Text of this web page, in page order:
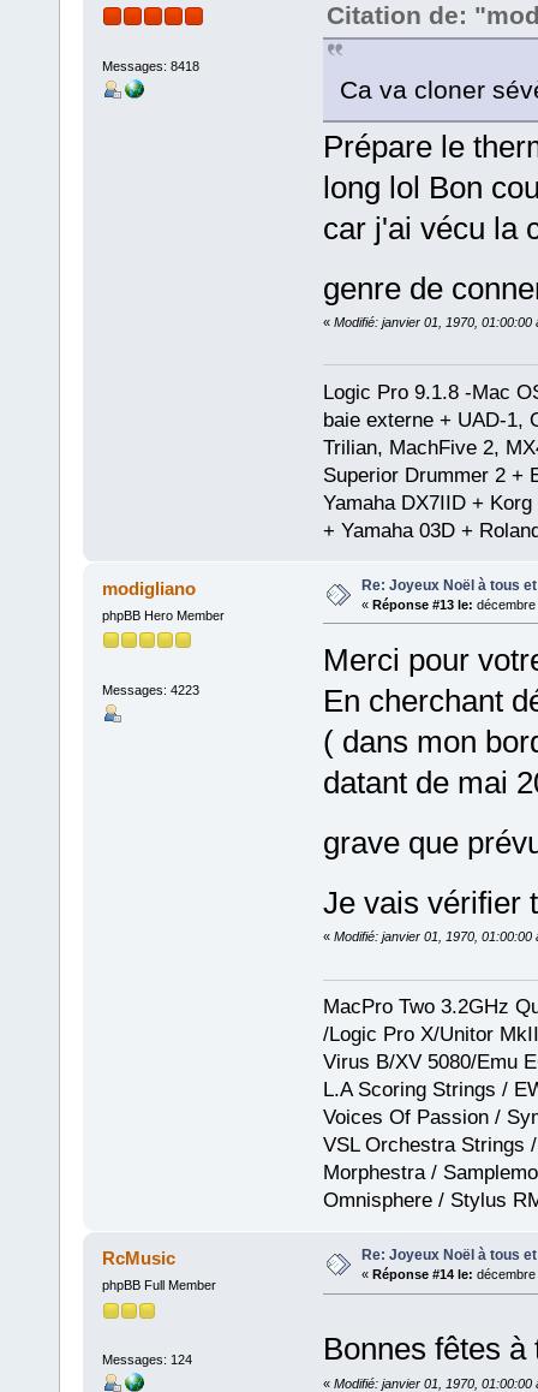
Messages: 8418
Citation de:
Ca va cloner
Prépare le
long lol Bon
car j'ai vécu la
genre de
« Modifié: janvier 01, 1970, 01:00:00
Logic Pro 9.1.8 -Mac
baie externe + UAD-1,
Trilian, MachFive 2,
Superior Drummer 2 +
Yamaha DX7IID +
+ Yamaha 03D +
modigliano
phpBB Hero Member
Messages: 4223
Re: Joyeux Noël à tous
« Réponse #13 le: décembre
Merci pour
En cherchant
( dans mon
datant de mai
grave que
Je vais vérifier
« Modifié: janvier 01, 1970, 01:00:00
MacPro Two 3.2GHz
/Logic Pro X/Unitor
Virus B/XV 5080/Emu
L.A Scoring Strings /
Voices Of Passion /
VSL Orchestra Strings
Morphestra /
Omnisphere / Stylus
RcMusic
phpBB Full Member
Messages: 124
Re: Joyeux Noël à tous
« Réponse #14 le: décembre
Bonnes fêtes
« Modifié: janvier 01, 1970, 01:00:00